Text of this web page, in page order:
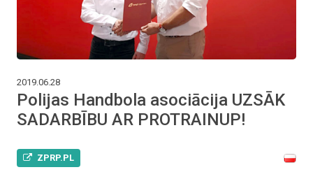
2019.06.28
Polijas Handbola asociācija UZSĀK
SADARBĪBU AR PROTRAINUP!
ZPRP.PL